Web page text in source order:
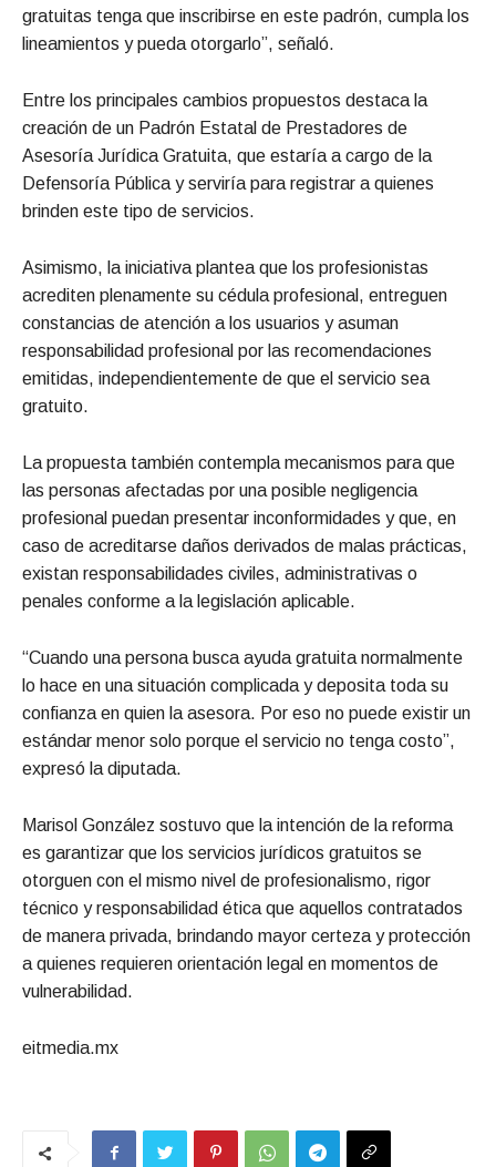
gratuitas tenga que inscribirse en este padrón, cumpla los
lineamientos y pueda otorgarlo”, señaló.
Entre los principales cambios propuestos destaca la
creación de un Padrón Estatal de Prestadores de
Asesoría Jurídica Gratuita, que estaría a cargo de la
Defensoría Pública y serviría para registrar a quienes
brinden este tipo de servicios.
Asimismo, la iniciativa plantea que los profesionistas
acrediten plenamente su cédula profesional, entreguen
constancias de atención a los usuarios y asuman
responsabilidad profesional por las recomendaciones
emitidas, independientemente de que el servicio sea
gratuito.
La propuesta también contempla mecanismos para que
las personas afectadas por una posible negligencia
profesional puedan presentar inconformidades y que, en
caso de acreditarse daños derivados de malas prácticas,
existan responsabilidades civiles, administrativas o
penales conforme a la legislación aplicable.
“Cuando una persona busca ayuda gratuita normalmente
lo hace en una situación complicada y deposita toda su
confianza en quien la asesora. Por eso no puede existir un
estándar menor solo porque el servicio no tenga costo”,
expresó la diputada.
Marisol González sostuvo que la intención de la reforma
es garantizar que los servicios jurídicos gratuitos se
otorguen con el mismo nivel de profesionalismo, rigor
técnico y responsabilidad ética que aquellos contratados
de manera privada, brindando mayor certeza y protección
a quienes requieren orientación legal en momentos de
vulnerabilidad.
eitmedia.mx